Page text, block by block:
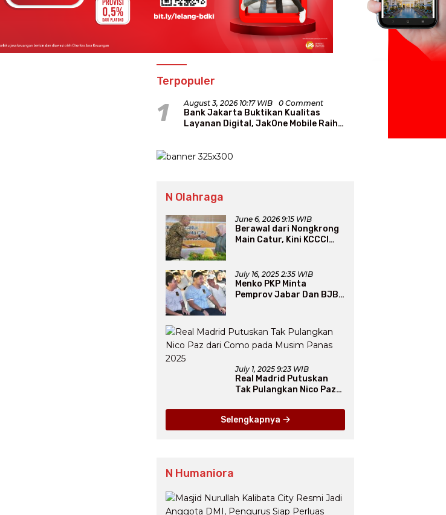
Terpopuler
1 August 3, 2026 10:17 WIB 0 Comment
Bank Jakarta Buktikan Kualitas
Layanan Digital, JakOne Mobile Raih
N Olahraga
June 6, 2026 9:15 WIB
Berawal dari Nongkrong
Main Catur, Kini KCCCI
July 16, 2025 2:35 WIB
Menko PKP Minta
Pemprov Jabar Dan BJB
July 1, 2025 9:23 WIB
Real Madrid Putuskan
Tak Pulangkan Nico Paz
Panas 2025
Selengkapnya
N Humaniora